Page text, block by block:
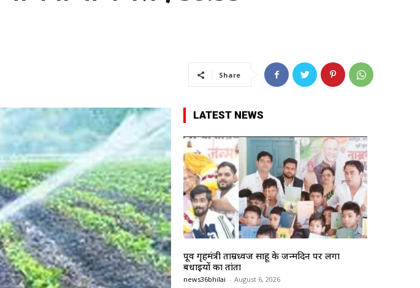
Share
LATEST NEWS
पूर्व गृहमंत्री ताम्रध्वज साहू के जन्मदिन पर लगा
बधाईयों का तांता
news36bhilai - August 6, 2026